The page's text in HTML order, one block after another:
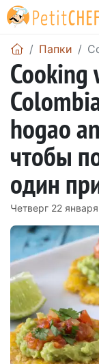
Папки
hogao
чтобы
один
Четверг 22